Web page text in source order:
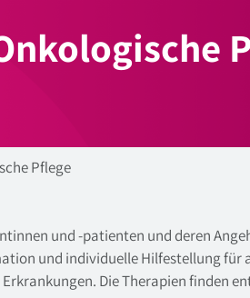
Pflege
und -patienten und deren
und individuelle Hilfestellung für
Die Therapien finden